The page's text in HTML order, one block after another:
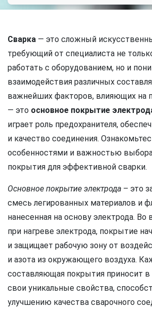
Сварка — это сложный
требующий от специалиста не
работать с оборудованием, но и
взаимодействия различных
важнейших факторов, влияющих на
— это основное покрытие
играет роль предохранителя,
и качество соединения.
особенностями и важностью
покрытия для эффективной сварки.
Основное покрытие электрода – это
смесь легированных материалов и
нанесенная на основу электрода. Во
при нагреве электрода, покрытие
и защищает рабочую зону от
и азота из окружающего воздуха.
составляющая покрытия приносит
свои уникальные свойства,
улучшению качества сварочного